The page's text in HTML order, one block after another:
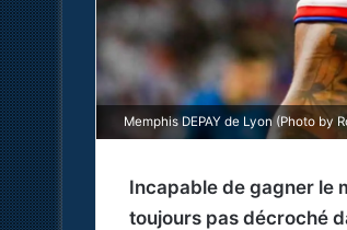
Memphis DEPAY de Lyon (Photo by
Incapable de gagner le
toujours pas décroché